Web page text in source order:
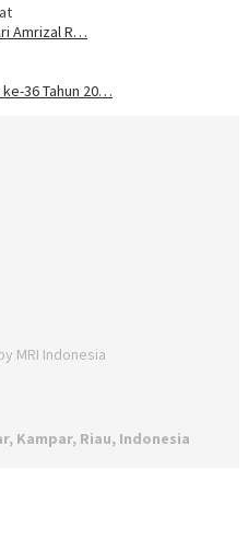
Amrizal R…
ke-36 Tahun 20…
MRI Indonesia
Kampar, Riau, Indonesia